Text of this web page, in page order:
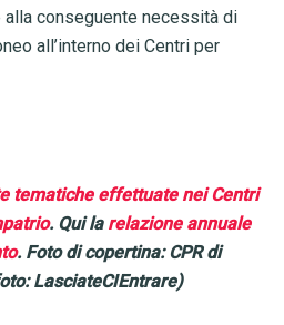
conseguente necessità di
all’interno dei Centri per
tematiche effettuate nei Centri
. Qui la relazione annuale
. Foto di copertina: CPR di
LasciateCIEntrare)